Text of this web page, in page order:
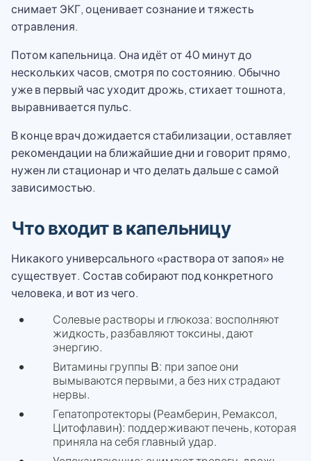
снимает ЭКГ, оценивает сознание и тяжесть
отравления.
Потом капельница. Она идёт от 40 минут до
нескольких часов, смотря по состоянию. Обычно
уже в первый час уходит дрожь, стихает тошнота,
выравнивается пульс.
В конце врач дожидается стабилизации, оставляет
рекомендации на ближайшие дни и говорит прямо,
нужен ли стационар и что делать дальше с самой
зависимостью.
Что входит в капельницу
Никакого универсального «раствора от запоя» не
существует. Состав собирают под конкретного
человека, и вот из чего.
Солевые растворы и глюкоза: восполняют
жидкость, разбавляют токсины, дают
энергию.
Витамины группы B: при запое они
вымываются первыми, а без них страдают
нервы.
Гепатопротекторы (Реамберин, Ремаксол,
Цитофлавин): поддерживают печень, которая
приняла на себя главный удар.